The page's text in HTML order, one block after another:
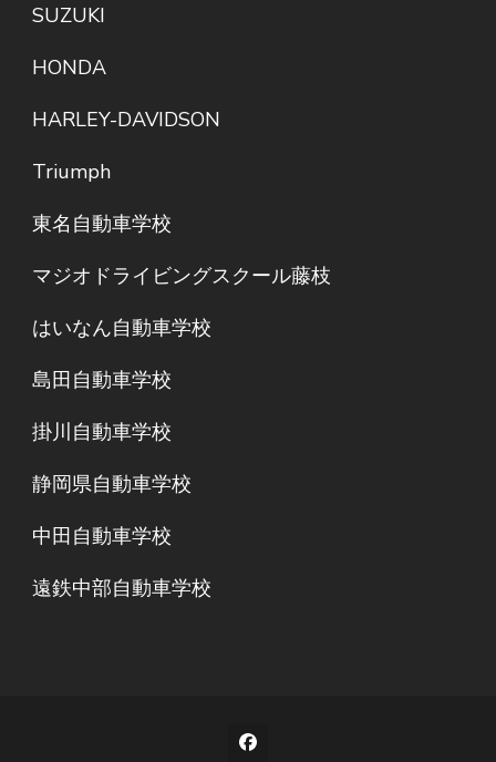
SUZUKI
HONDA
HARLEY-DAVIDSON
Triumph
東名自動車学校
マジオドライビングスクール藤枝
はいなん自動車学校
島田自動車学校
掛川自動車学校
静岡県自動車学校
中田自動車学校
遠鉄中部自動車学校